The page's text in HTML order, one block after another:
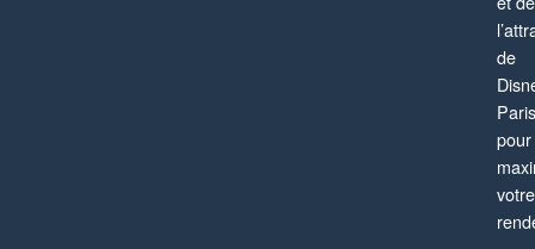
de
Paris
pour
votre